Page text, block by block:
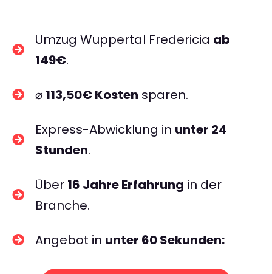
Umzug Wuppertal Fredericia ab
149€.
⌀ 113,50€ Kosten sparen.
Express-Abwicklung in unter 24
Stunden.
Über 16 Jahre Erfahrung in der
Branche.
Angebot in unter 60 Sekunden: